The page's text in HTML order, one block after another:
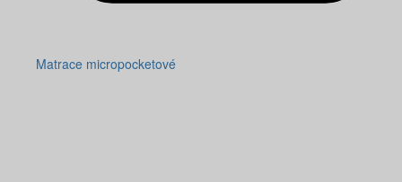
Matrace micropocketové